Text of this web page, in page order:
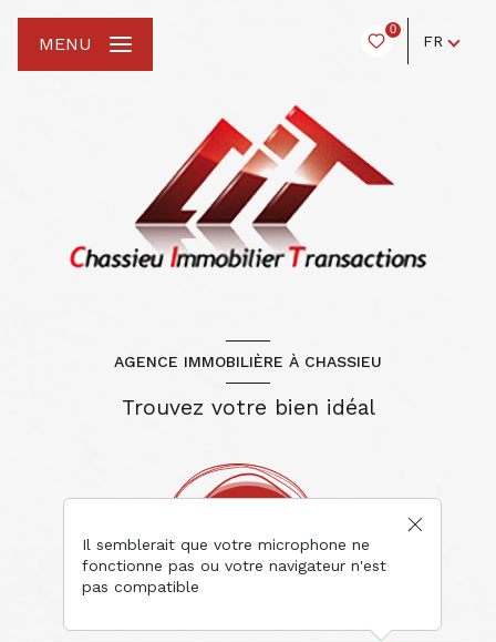
0
FR
MENU
AGENCE IMMOBILIÈRE À CHASSIEU
Trouvez votre bien idéal
Il semblerait que votre microphone ne
fonctionne pas ou votre navigateur n'est
pas compatible